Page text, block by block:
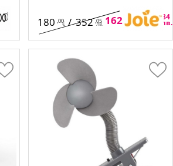
180 ,00€ /352 ,05
лв. 162 ,00
€ /316,84
лв.